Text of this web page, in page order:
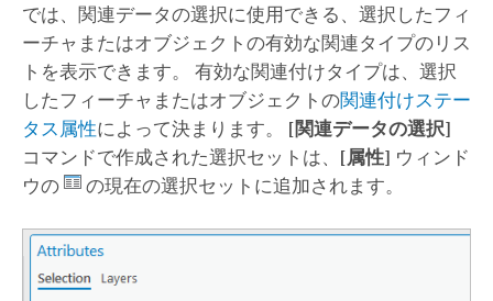
では、関連データの選択に使用できる、選択したフィ
ーチャまたはオブジェクトの有効な関連タイプのリス
トを表示できます。 有効な関連付けタイプは、選択
したフィーチャまたはオブジェクトの関連付けステー
タス属性によって決まります。 [関連データの選択]
コマンドで作成された選択セットは、 [属性] ウィンド
ウの
の現在の選択セットに追加されます。